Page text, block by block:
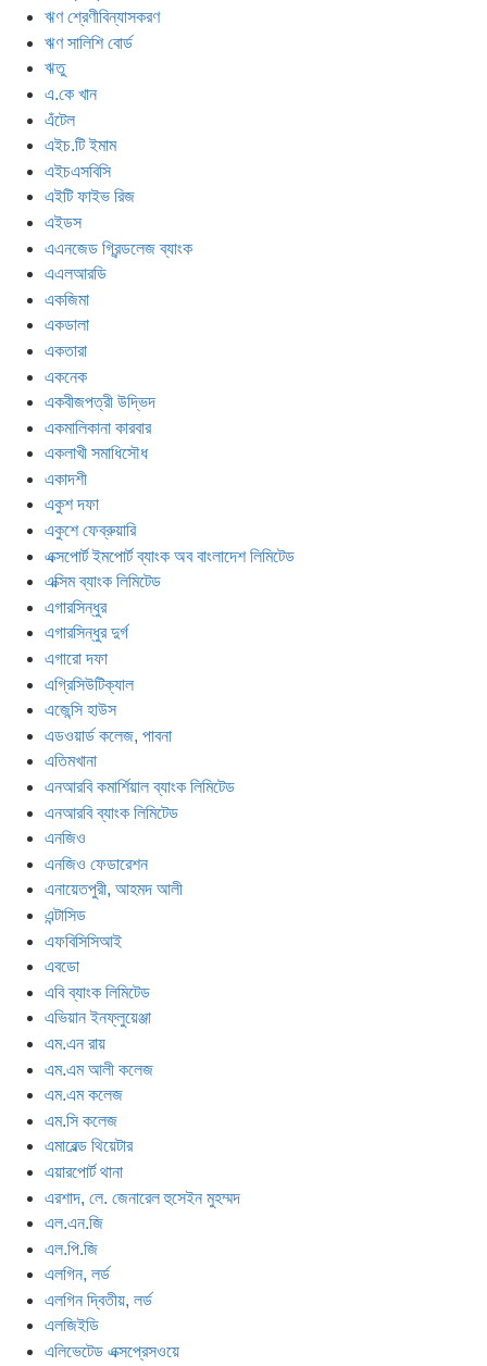
ঋণ শ্রেণীবিন্যাসকরণ
ঋণ সালিশি বোর্ড
ঋতু
এ.কে খান
এঁটেল
এইচ.টি ইমাম
এইচএসবিসি
এইটি ফাইভ রিজ
এইডস
এএনজেড গ্রিন্ডলেজ ব্যাংক
এএলআরডি
একজিমা
একডালা
একতারা
একনেক
একবীজপত্রী উদ্ভিদ
একমালিকানা কারবার
একলাখী সমাধিসৌধ
একাদশী
একুশ দফা
একুশে ফেব্রুয়ারি
এক্সপোর্ট ইমপোর্ট ব্যাংক অব বাংলাদেশ লিমিটেড
এক্সিম ব্যাংক লিমিটেড
এগারসিন্ধুর
এগারসিন্ধুর দুর্গ
এগারো দফা
এগ্রিসিউটিক্যাল
এজেন্সি হাউস
এডওয়ার্ড কলেজ, পাবনা
এতিমখানা
এনআরবি কমার্শিয়াল ব্যাংক লিমিটেড
এনআরবি ব্যাংক লিমিটেড
এনজিও
এনজিও ফেডারেশন
এনায়েতপুরী, আহমদ আলী
এন্টাসিড
এফবিসিসিআই
এবডো
এবি ব্যাংক লিমিটেড
এভিয়ান ইনফ্লুয়েঞ্জা
এম.এন রায়
এম.এম আলী কলেজ
এম.এম কলেজ
এম.সি কলেজ
এমারেল্ড থিয়েটার
এয়ারপোর্ট থানা
এরশাদ, লে. জেনারেল হুসেইন মুহম্মদ
এল.এন.জি
এল.পি.জি
এলগিন, লর্ড
এলগিন দ্বিতীয়, লর্ড
এলজিইডি
এলিভেটেড এক্সপ্রেসওয়ে